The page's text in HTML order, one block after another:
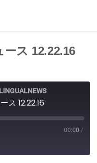
ス 12.22.16
ス 12.22.16
00:00 /